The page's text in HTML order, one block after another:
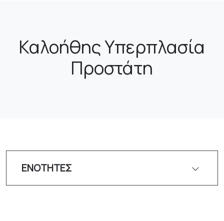
Καλοήθης Υπερπλασία
Προστάτη
ΕΝΟΤΗΤΕΣ